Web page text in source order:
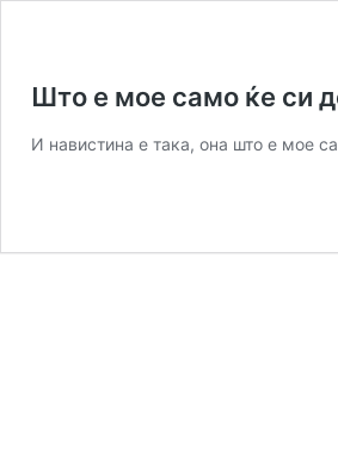
Што е мое само ќе си
И навистина е така, она што е мое